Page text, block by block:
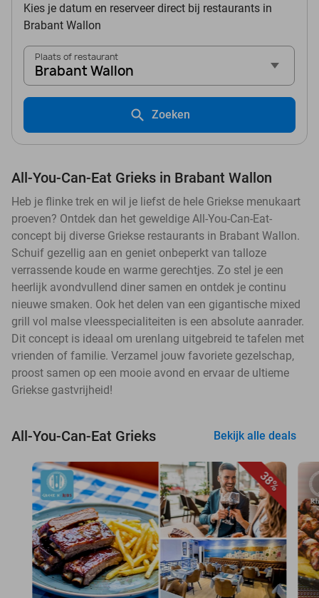
Kies je datum en reserveer direct bij restaurants in
Brabant Wallon
Plaats of restaurant
Brabant Wallon
Zoeken
All-You-Can-Eat Grieks in Brabant Wallon
Heb je flinke trek en wil je liefst de hele Griekse menukaart
proeven? Ontdek dan het geweldige All-You-Can-Eat-
concept bij diverse Griekse restaurants in Brabant Wallon.
Schuif gezellig aan en geniet onbeperkt van talloze
verrassende koude en warme gerechtjes. Zo stel je een
heerlijk avondvullend diner samen en ontdek je continu
nieuwe smaken. Ook het delen van een gigantische mixed
grill vol malse vleesspecialiteiten is een absolute aanrader.
Dit concept is ideaal om urenlang uitgebreid te tafelen met
vrienden of familie. Verzamel jouw favoriete gezelschap,
proost samen op een mooie avond en ervaar de ultieme
Griekse gastvrijheid!
All-You-Can-Eat Grieks Bekijk alle deals
38%